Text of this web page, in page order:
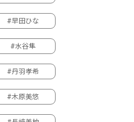
#早田ひな
#水谷隼
#丹羽孝希
#木原美悠